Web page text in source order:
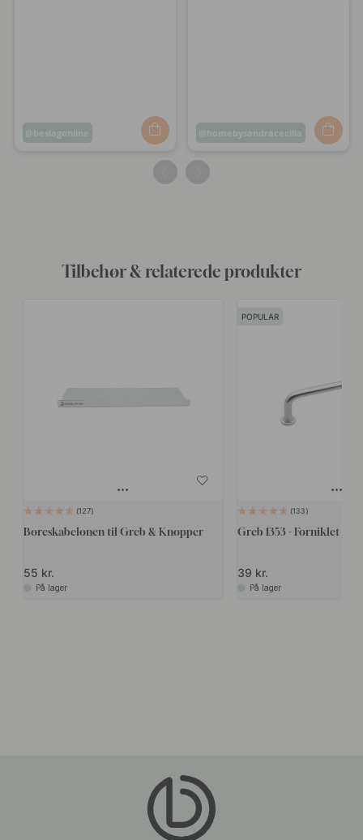
Opslag
beslagonline
Opslag
homebysandracecilia
Tilbehør & relaterede produkter
127
Boreskabelonen til Greb & Knopper
55 kr.
På lager
POPULAR
133
Greb 1353 - Forniklet
39 kr.
På lager